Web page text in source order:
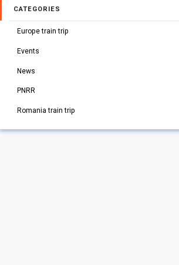
CATEGORIES
Europe train trip
Events
News
PNRR
Romania train trip